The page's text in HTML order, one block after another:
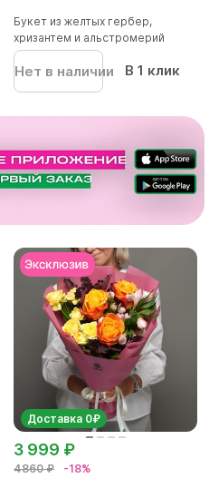
Букет из желтых гербер,
хризантем и альстромерий
Нет в наличии В 1 клик
Доставка 0₽
4860 ₽ -18%
3 999 ₽